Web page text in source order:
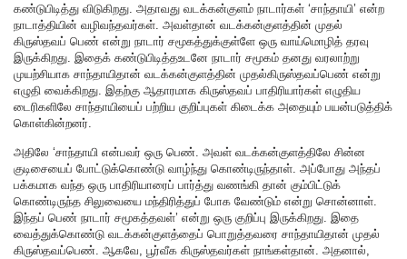
கண்டுபிடித்து விடுகிறது. அதாவது வடக்கன்குளம் நாடார்கள் ‘சாந்தாயி’ என்ற
நாடாத்தியின் வழிவந்தவர்கள். அவள்தான் வடக்கன்குளத்தின் முதல்
கிருஸ்தவப் பெண் என்று நாடார் சமூகத்துக்குள்ளே ஒரு வாய்மொழித் தரவு
இருக்கிறது. இதைக் கண்டுபிடித்தஉடனே நாடார் சமூகம் தனது வரலாற்று
முயற்சியாக சாந்தாயிதான் வடக்கன்குளத்தின் முதல்கிருஸ்தவப்பெண் என்று
எழுதி வைக்கிறது. இதற்கு ஆதாரமாக கிருஸ்தவப் பாதிரியார்கள் எழுதிய
டைரிகளிலே சாந்தாயியைப் பற்றிய குறிப்புகள் கிடைக்க அதையும் பயன்படுத்திக்
கொள்கின்றனர்.
அதிலே ‘சாந்தாயி என்பவர் ஒரு பெண். அவள் வடக்கன்குளத்திலே சின்ன
குடிசையைப் போட்டுக்கொண்டு வாழ்ந்து கொண்டிருந்தாள். அப்போது அந்தப்
பக்கமாக வந்த ஒரு பாதிரியாரைப் பார்த்து வணங்கி தான் கும்பிட்டுக்
கொண்டிருந்த சிலுவையை மந்திரித்துப் போக வேண்டும் என்று சொன்னாள்.
இந்தப் பெண் நாடார் சமூகத்தவள்’ என்று ஒரு குறிப்பு இருக்கிறது. இதை
வைத்துக்கொண்டு வடக்கன்குளத்தைப் பொறுத்தவரை சாந்தாயிதான் முதல்
கிருஸ்தவப்பெண். ஆகவே, பூர்வீக கிருஸ்தவர்கள் நாங்கள்தான். அதனால்,